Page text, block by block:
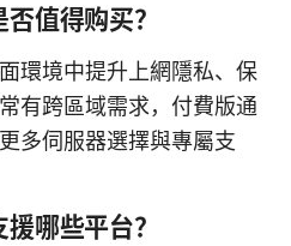
值得购买？
環境中提升上網隱私、保
有跨區域需求，付費版通
多伺服器選擇與專屬支
哪些平台？